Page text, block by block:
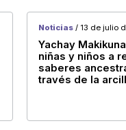
Noticias/ 13 de julio
Yachay
niñas y niños a
saberes
través de la